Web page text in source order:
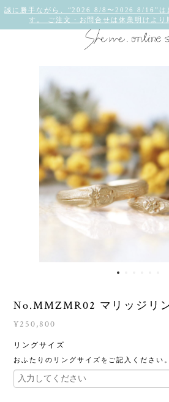
誠に勝手ながら、“2026 8/8〜2026 8/16”は
す。 ご注文・お問合せは休業明けより
No.MMZMR02 マリッジリ
¥250,800
リングサイズ
おふたりのリングサイズをご記入ください。